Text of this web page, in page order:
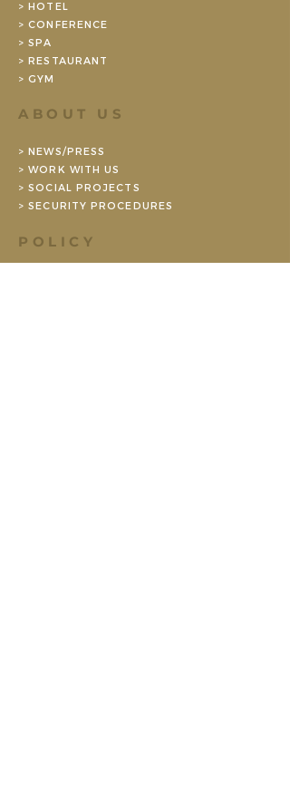
> HOTEL
> CONFERENCE
> SPA
> RESTAURANT
> GYM
ABOUT US
> NEWS/PRESS
> WORK WITH US
> SOCIAL PROJECTS
> SECURITY PROCEDURES
POLICY